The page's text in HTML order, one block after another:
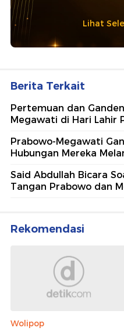
Lihat
Berita Terkait
Pertemuan dan
Megawati di Hari Lahir
Prabowo-Megawati
Hubungan Mereka
Said Abdullah Bicara
Tangan Prabowo dan
Rekomendasi
Wolipop